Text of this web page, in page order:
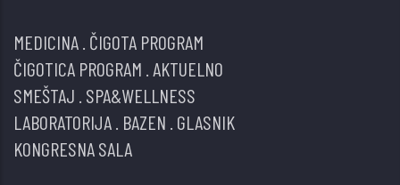
MEDICINA ČIGOTA PROGRAM
ČIGOTICA PROGRAM AKTUELNO
SMEŠTAJ SPA&WELLNESS
LABORATORIJA BAZEN GLASNIK
KONGRESNA SALA